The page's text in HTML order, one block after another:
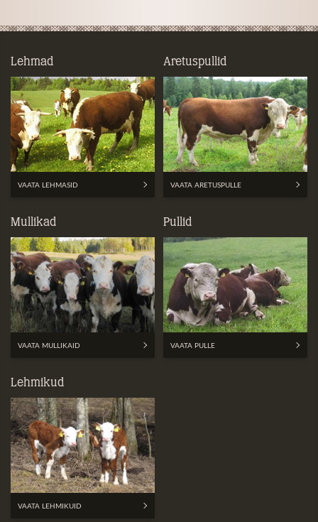
Lehmad
VAATA LEHMASID
Aretuspullid
VAATA ARETUSPULLE
Mullikad
VAATA MULLIKAID
Pullid
VAATA PULLE
Lehmikud
VAATA LEHMIKUID